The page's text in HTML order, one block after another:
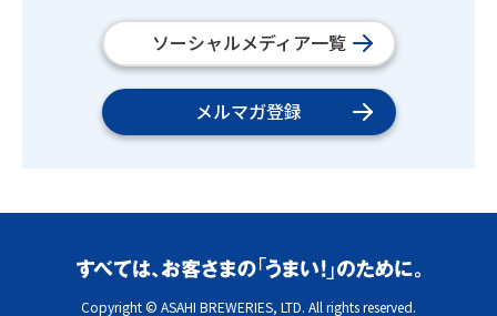
ソーシャルメディア一覧
メルマガ登録
Copyright © ASAHI BREWERIES, LTD. All rights reserved.